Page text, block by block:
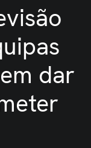
dar